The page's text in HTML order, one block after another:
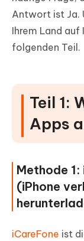
Antwort ist Ja.
Ihrem Land auf
folgenden Teil.
Teil 1:
Apps
Methode
(iPhone
iCareFone ist